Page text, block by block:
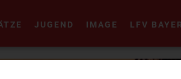
JUGEND IMAGE LFV